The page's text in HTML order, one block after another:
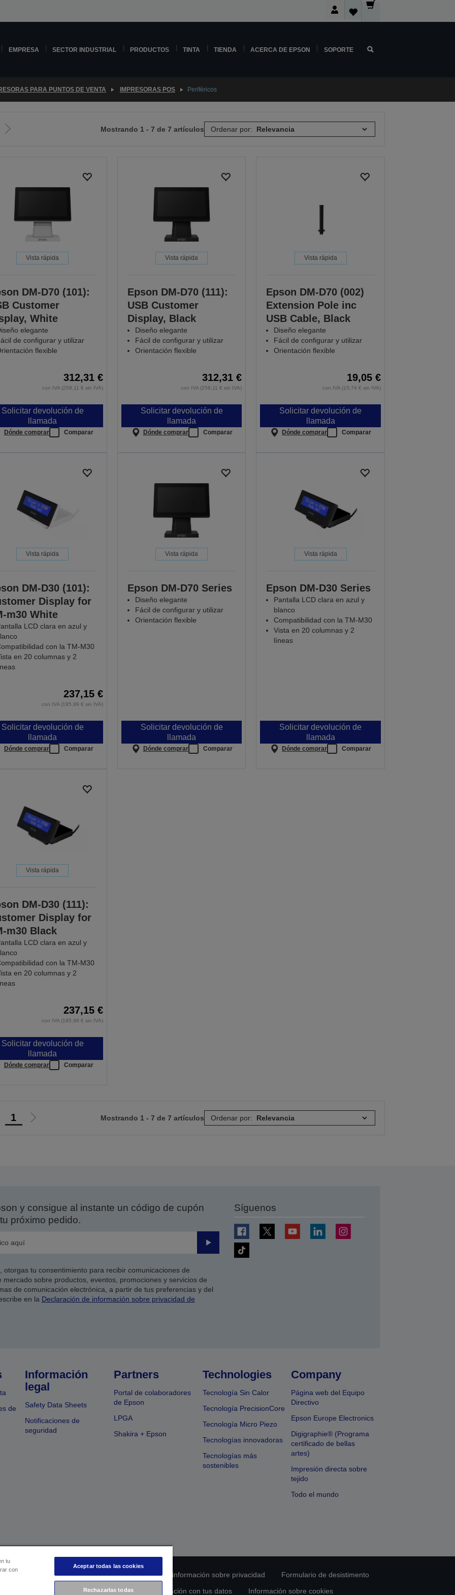
EMPRESA SECTOR INDUSTRIAL PRODUCTOS TINTA TIENDA ACERCA DE EPSON SOPORTE
PARA PUNTOS DE VENTA IMPRESORAS POS Periféricos
Ir
Mostrando 1 - 7 de 7 artículos Ordenar por:
Vista rápida
DM-D70 (101):
Customer
White
elegante
de configurar y utilizar
flexible
312,31 €
con IVA (258,11 € sin IVA)
Solicitar devolución de
llamada
Dónde comprar Comparar
Vista rápida
Epson DM-D70 (111):
USB Customer
Display, Black
Diseño elegante
Fácil de configurar y utilizar
Orientación flexible
312,31 €
con IVA (258,11 € sin IVA)
Solicitar devolución de
llamada
Dónde comprar Comparar
Vista rápida
Epson DM-D70 (002)
Extension Pole inc
USB Cable, Black
Diseño elegante
Fácil de configurar y utilizar
Orientación flexible
19,05 €
con IVA (15,74 € sin IVA)
Solicitar devolución de
llamada
Dónde comprar Comparar
Vista rápida
DM-D30 (101):
Display for
m30 White
LCD clara en azul y
con la TM-M30
en 20 columnas y 2
237,15 €
con IVA (195,99 € sin IVA)
Solicitar devolución de
llamada
Dónde comprar Comparar
Vista rápida
Epson DM-D70 Series
Diseño elegante
Fácil de configurar y utilizar
Orientación flexible
Solicitar devolución de
llamada
Dónde comprar Comparar
Vista rápida
Epson DM-D30 Series
Pantalla LCD clara en azul y
blanco
Compatibilidad con la TM-M30
Vista en 20 columnas y 2
líneas
Solicitar devolución de
llamada
Dónde comprar Comparar
Vista rápida
DM-D30 (111):
Display for
m30 Black
LCD clara en azul y
con la TM-M30
en 20 columnas y 2
237,15 €
con IVA (195,99 € sin IVA)
Solicitar devolución de
llamada
Dónde comprar Comparar
1
Ir
Mostrando 1 - 7 de 7 artículos Ordenar por:
y consigue al instante un código de cupón
próximo pedido.
Enviar
tu consentimiento para recibir comunicaciones de
sobre productos, eventos, promociones y servicios de
de comunicación electrónica, a partir de tus preferencias y del
en la Declaración de información sobre privacidad de
Síguenos
de
Información
legal
Safety Data Sheets
Notificaciones de
seguridad
Partners
Portal de colaboradores
de Epson
LPGA
Shakira + Epson
Technologies
Tecnología Sin Calor
Tecnología PrecisionCore
Tecnología Micro Piezo
Tecnologías innovadoras
Tecnologías más
sostenibles
Company
Página web del Equipo
Directivo
Epson Europe Electronics
Digigraphie® (Programa
certificado de bellas
artes)
Impresión directa sobre
tejido
Todo el mundo
cumplimiento de los productos Declaración de información sobre privacidad
Formulario de desistimento
Ponte en contacto con nosotros en relación con tus datos Información sobre cookies
tu
con
Aceptar todas las cookies
Rechazarlas todas